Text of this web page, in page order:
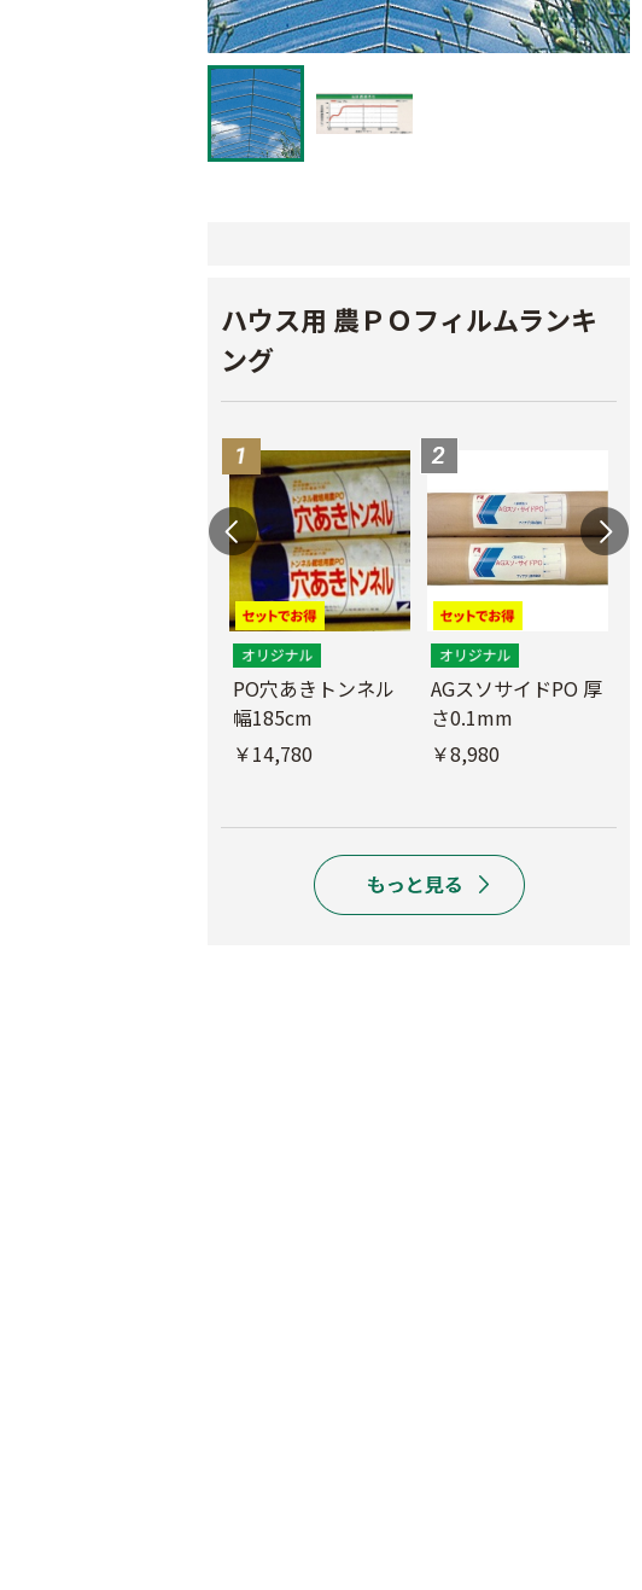
ハウス用 農ＰＯフィルムランキ
ング
PO穴あきトンネル
幅185cm
￥14,780
AGスソサイドPO 厚
さ0.1mm
￥8,980